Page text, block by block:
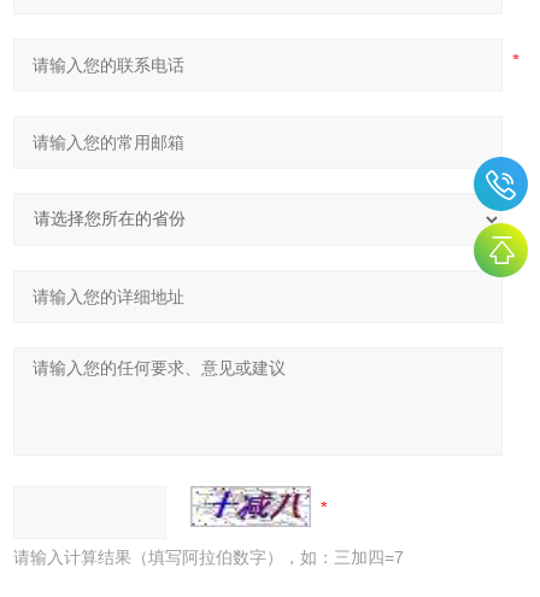
请输入计算结果（填写阿拉伯数字），如：三加四=7